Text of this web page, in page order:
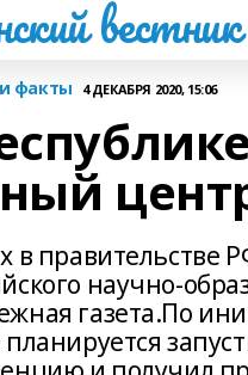
вестник
факты 4 ДЕКАБРЯ 2020, 15:06
в правительстве
научно-
газета.По
планируется